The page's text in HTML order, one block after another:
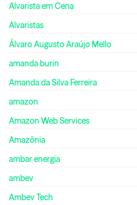
Alvarista em Cena
Alvaristas
Álvaro Augusto Araújo Mello
amanda burin
Amanda da Silva Ferreira
amazon
Amazon Web Services
Amazônia
ambar energia
ambev
Ambev Tech